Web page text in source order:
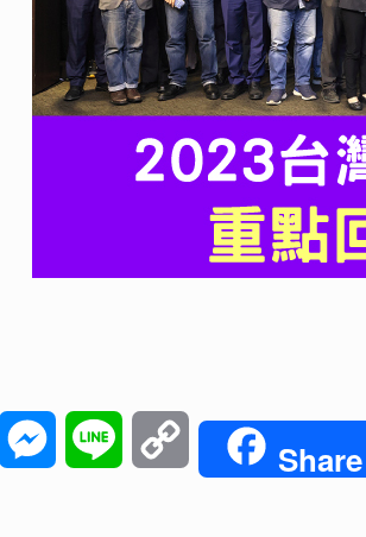
FacebookMessenger
Line
Copy
Share